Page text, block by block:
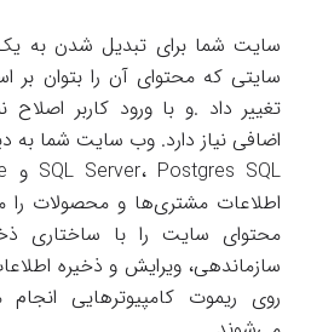
سایت شما برای تبدیل شدن به
سایتی که محتوای آن را بتوان بر
تغییر داد .و با ورود کاربر اصلاح
اطلاعات مشتری‌ها و محصولات را
محتوای سایت را با ساختاری
سازماندهی، ویرایش و ذخیره
روی ریموت کامپیوترهایی